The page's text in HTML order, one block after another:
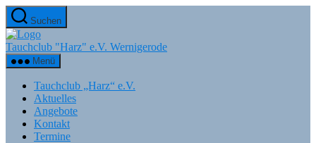
Zum
Inhalt
springen
Suchen
Tauchclub "Harz" e.V. Wernigerode
Menü
Tauchclub „Harz“ e.V.
Aktuelles
Angebote
Kontakt
Termine